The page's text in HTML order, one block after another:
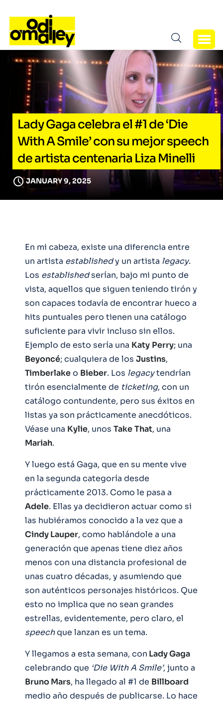
Lady Gaga celebra el #1 de ‘Die
With A Smile’ con su mejor speech
de artista centenaria Liza Minelli
JANUARY 9, 2025
En mi cabeza, existe una diferencia entre
un artista establishedy un artista legacy.
Los establishedserían, bajo mi punto de
vista, aquellos que siguen teniendo tirón y
son capaces todavía de encontrar hueco a
hits puntuales pero tienen una catálogo
suficiente para vivir incluso sin ellos.
Ejemplo de esto sería una Katy Perry; una
Beyoncé; cualquiera de los Justins,
Timberlakeo Bieber. Los legacytendrían
tirón esencialmente de ticketing, con un
catálogo contundente, pero sus éxitos en
listas ya son prácticamente anecdóticos.
Véase una Kylie, unos TakeThat, una
Mariah.
Y luego está Gaga, que en su mente vive
en la segunda categoría desde
prácticamente 2013. Como le pasa a
Adele. Ellas ya decidieron actuar como si
las hubiéramos conocido a la vez que a
Cindy Lauper, como hablándole a una
generación que apenas tiene diez años
menos con una distancia profesional de
unas cuatro décadas, y asumiendo que
son auténticos personajes históricos. Que
esto no implica que no sean grandes
estrellas, evidentemente, pero claro, el
speechque lanzan es un tema.
Y llegamos a esta semana, con Lady Gaga
celebrando que ‘Die With A Smile’, junto a
Bruno Mars, ha llegado al #1 de Billboard
medio año después de publicarse. Lo hace